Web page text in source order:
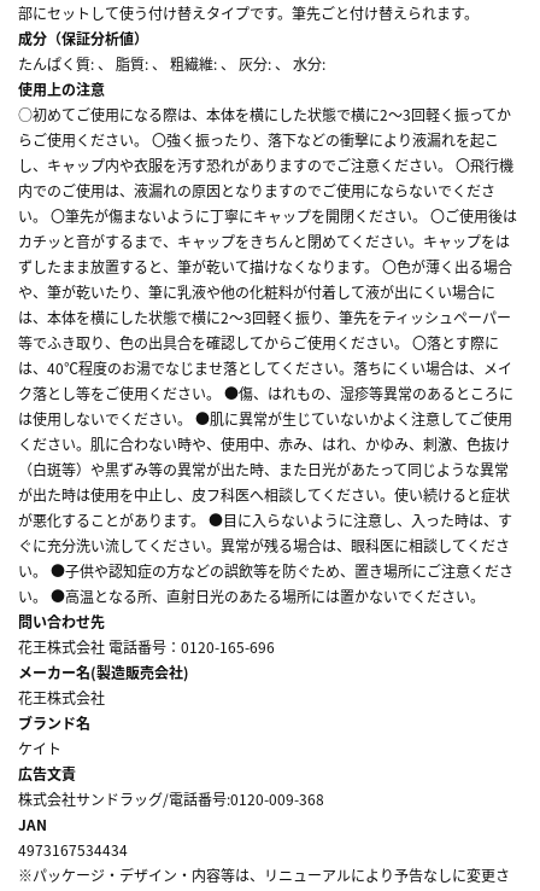
部にセットして使う付け替えタイプです。筆先ごと付け替えられます。
成分（保証分析値）
たんぱく質: 、 脂質: 、 粗繊維: 、 灰分: 、 水分:
使用上の注意
○初めてご使用になる際は、本体を横にした状態で横に2～3回軽く振ってか
らご使用ください。 〇強く振ったり、落下などの衝撃により液漏れを起こ
し、キャップ内や衣服を汚す恐れがありますのでご注意ください。 〇飛行機
内でのご使用は、液漏れの原因となりますのでご使用にならないでくださ
い。 〇筆先が傷まないように丁寧にキャップを開閉ください。 〇ご使用後は
カチッと音がするまで、キャップをきちんと閉めてください。キャップをは
ずしたまま放置すると、筆が乾いて描けなくなります。 〇色が薄く出る場合
や、筆が乾いたり、筆に乳液や他の化粧料が付着して液が出にくい場合に
は、本体を横にした状態で横に2～3回軽く振り、筆先をティッシュペーパー
等でふき取り、色の出具合を確認してからご使用ください。 〇落とす際に
は、40℃程度のお湯でなじませ落としてください。落ちにくい場合は、メイ
ク落とし等をご使用ください。 ●傷、はれもの、湿疹等異常のあるところに
は使用しないでください。 ●肌に異常が生じていないかよく注意してご使用
ください。肌に合わない時や、使用中、赤み、はれ、かゆみ、刺激、色抜け
（白斑等）や黒ずみ等の異常が出た時、また日光があたって同じような異常
が出た時は使用を中止し、皮フ科医へ相談してください。使い続けると症状
が悪化することがあります。 ●目に入らないように注意し、入った時は、す
ぐに充分洗い流してください。異常が残る場合は、眼科医に相談してくださ
い。 ●子供や認知症の方などの誤飲等を防ぐため、置き場所にご注意くださ
い。 ●高温となる所、直射日光のあたる場所には置かないでください。
問い合わせ先
花王株式会社 電話番号：0120-165-696
メーカー名(製造販売会社)
花王株式会社
ブランド名
ケイト
広告文責
株式会社サンドラッグ/電話番号:0120-009-368
JAN
4973167534434
※パッケージ・デザイン・内容等は、リニューアルにより予告なしに変更さ